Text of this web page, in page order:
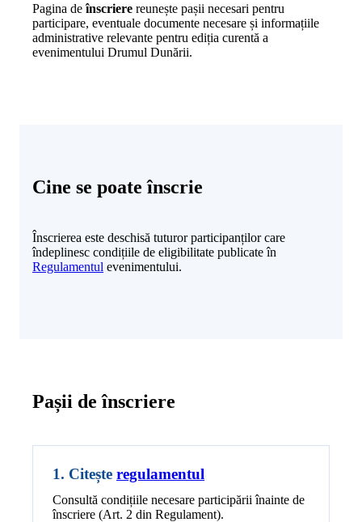
Pagina deînscriere reunește pașii necesari pentru
participare, eventuale documente necesare și informațiile
administrative relevante pentru ediția curentă a
evenimentului Drumul Dunării.
Cine se poate înscrie
Înscrierea este deschisă tuturor participanților care
îndeplinesc condițiile de eligibilitate publicate în
Regulamentul evenimentului.
Pașii de înscriere
1. Citește regulamentul
Consultă condițiile necesare participării înainte de
înscriere (Art. 2 din Regulament).